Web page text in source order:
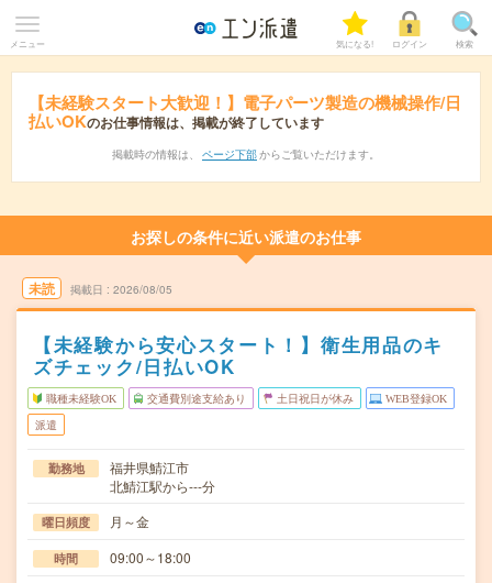
メニュー 気になる! ログイン 検索
【未経験スタート大歓迎！】電子パーツ製造の機械操作/日
払いOKのお仕事情報は、掲載が終了しています
掲載時の情報は、 ページ下部 からご覧いただけます。
お探しの条件に近い派遣のお仕事
未読 掲載日 2026/08/05
【未経験から安心スタート！】衛生用品のキ
ズチェック/日払いOK
職種未経験OK 交通費別途支給あり 土日祝日が休み WEB登録OK
派遣
勤務地
福井県鯖江市
北鯖江駅から---分
曜日頻度 月～金
時間 09:00～18:00